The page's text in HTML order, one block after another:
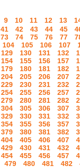
9 10 11 12 13
41 42 43 44 45
73 74 75 76 77
104 105 106 107
129 130 131 132
154 155 156 157
179 180 181 182
204 205 206 207
229 230 231 232
254 255 256 257
279 280 281 282
304 305 306 307
329 330 331 332
354 355 356 357
379 380 381 382
404 405 406 407
429 430 431 432
454 455 456 457
479 480 481 482